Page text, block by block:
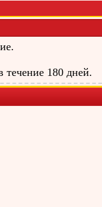
течение 180 дней.